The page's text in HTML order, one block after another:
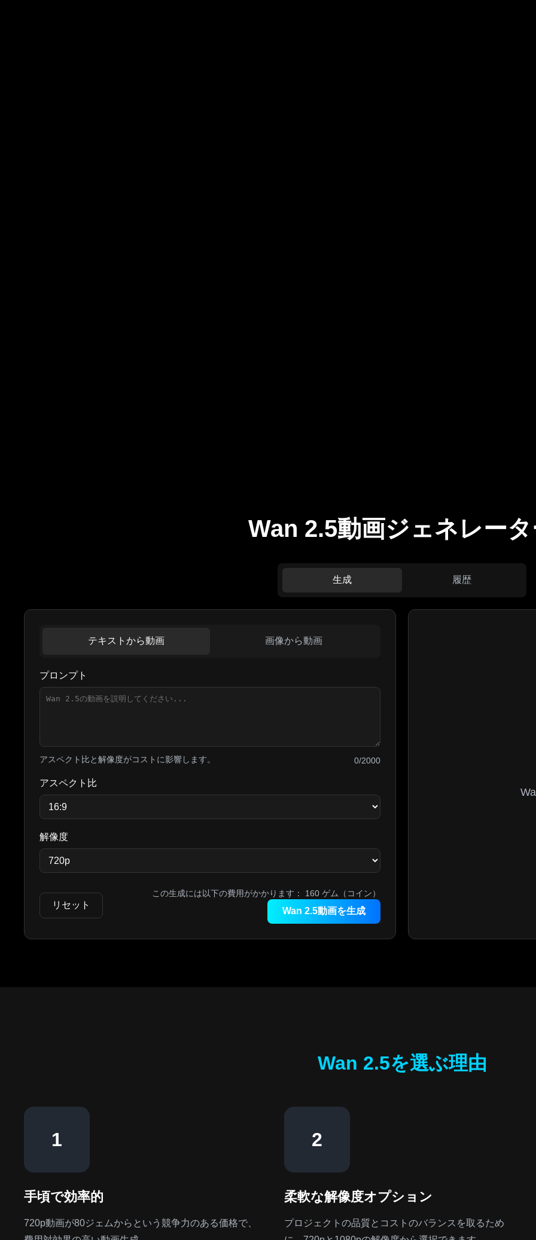
Wan 2.5動画ジェネレー
生成 履歴
テキストから動画 画像から動画
プロンプト
アスペクト比と解像度がコストに影響します。 0/2000
アスペクト比
解像度
リセット
この生成には以下の費用がかかります： 160 ゲム（コイン）
Wan 2.5動画を生成
Wan 2.5を選ぶ理由
1
手頃で効率的
720p動画が80ジェムからという競争力のある価格で、
2
柔軟な解像度オプション
プロジェクトの品質とコストのバランスを取るため